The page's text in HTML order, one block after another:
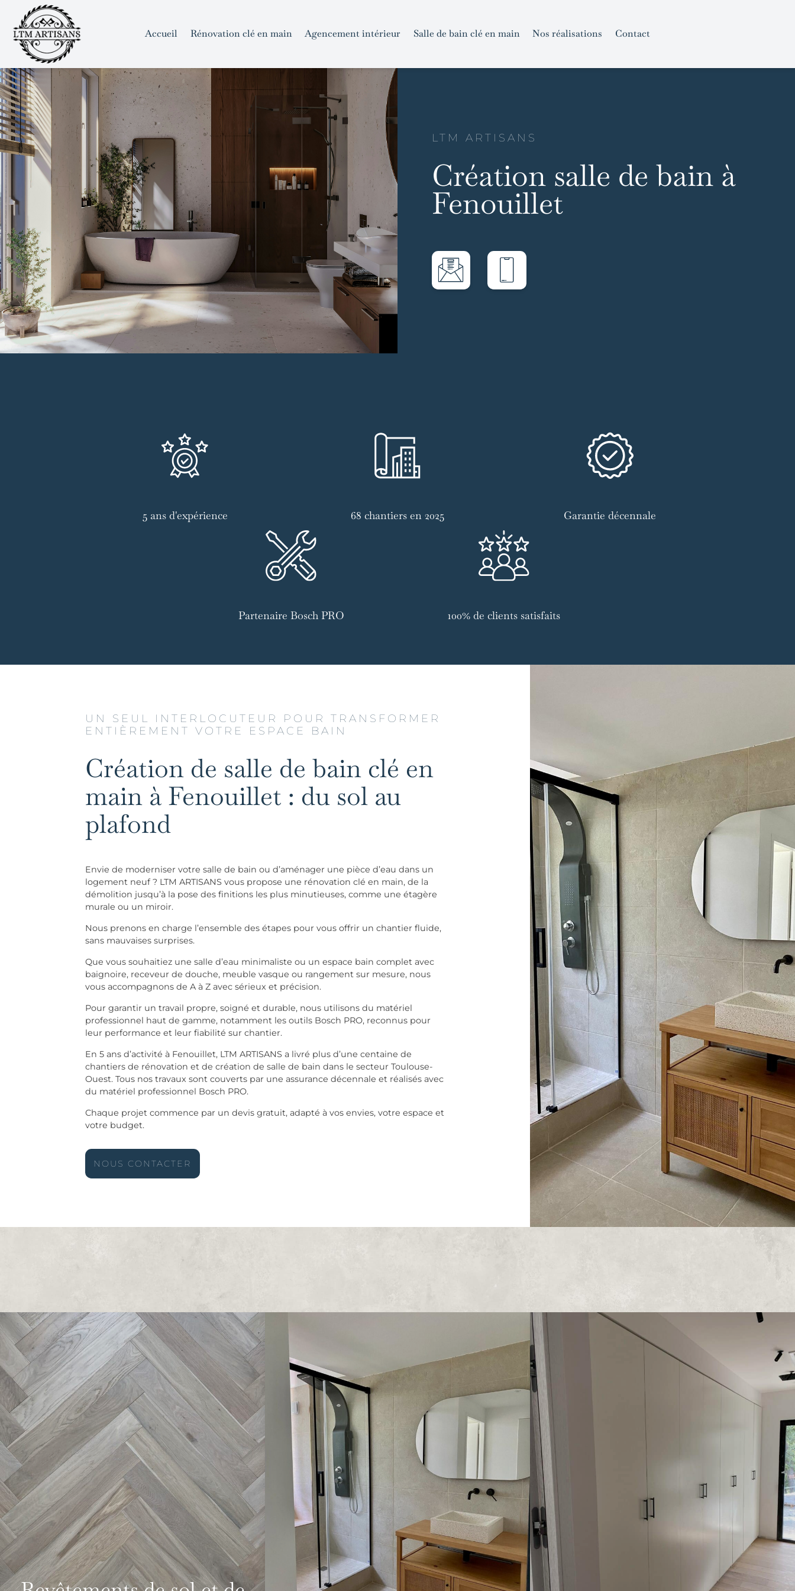
```html```
content
Accueil Rénovation clé en main Agencement intérieur Salle de bain clé en main Nos réalisations Contact
LTM ARTISANS
Création salle de bain à
Fenouillet
5 ans d'expérience 68 chantiers en 2025 Garantie décennale
Partenaire Bosch PRO 100% de clients satisfaits
UN SEUL INTERLOCUTEUR POUR TRANSFORMER
ENTIÈREMENT VOTRE ESPACE BAIN
Création de salle de bain clé en
main à Fenouillet : du sol au
plafond
Envie de moderniser votre salle de bain ou d’aménager une pièce d’eau dans un
logement neuf ? LTM ARTISANS vous propose une rénovation clé en main, de la
démolition jusqu’à la pose des finitions les plus minutieuses, comme une étagère
murale ou un miroir.
Nous prenons en charge l’ensemble des étapes pour vous offrir un chantier fluide,
sans mauvaises surprises.
Que vous souhaitiez une salle d’eau minimaliste ou un espace bain complet avec
baignoire, receveur de douche, meuble vasque ou rangement sur mesure, nous
vous accompagnons de A à Z avec sérieux et précision.
Pour garantir un travail propre, soigné et durable, nous utilisons du matériel
professionnel haut de gamme, notamment les outils Bosch PRO, reconnus pour
leur performance et leur fiabilité sur chantier.
En 5 ans d’activité à Fenouillet, LTM ARTISANS a livré plus d’une centaine de
chantiers de rénovation et de création de salle de bain dans le secteur Toulouse-
Ouest. Tous nos travaux sont couverts par une assurance décennale et réalisés avec
du matériel professionnel Bosch PRO.
Chaque projet commence par un devis gratuit, adapté à vos envies, votre espace et
votre budget.
NOUS CONTACTER